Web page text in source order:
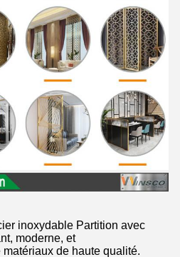
inoxydable Partition avec
moderne, et
de haute qualité.